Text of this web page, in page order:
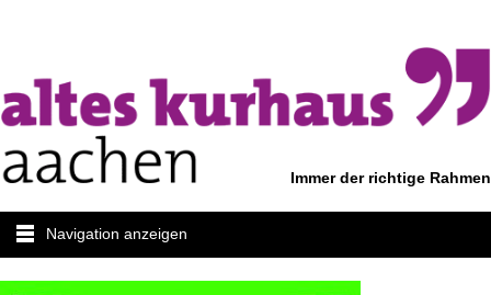
Immer der richtige Rahmen
Navigation anzeigen